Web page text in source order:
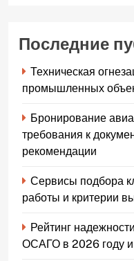
Последние
Техническая
промышленных
Бронирование
требования к
рекомендации
Сервисы подбора
работы и критерии
Рейтинг
ОСАГО в 2026 году и